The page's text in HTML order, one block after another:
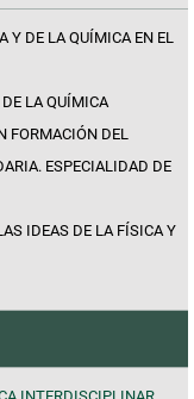
Y DE LA QUÍMICA EN EL
LA QUÍMICA
FORMACIÓN DEL
ESPECIALIDAD DE
IDEAS DE LA FÍSICA Y